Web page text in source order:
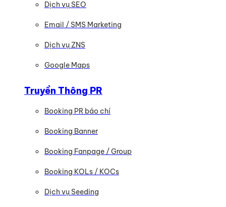
Dịch vụ SEO
Email / SMS Marketing
Dịch vụ ZNS
Google Maps
Truyền Thông PR
Booking PR báo chí
Booking Banner
Booking Fanpage / Group
Booking KOLs / KOCs
Dịch vụ Seeding